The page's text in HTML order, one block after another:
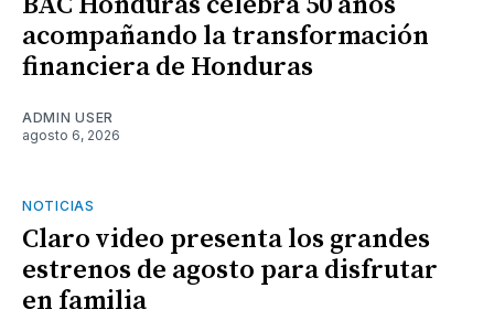
acompañando la transformación
financiera de Honduras
ADMIN USER
agosto 6, 2026
NOTICIAS
Claro video presenta los grandes
estrenos de agosto para disfrutar
en familia